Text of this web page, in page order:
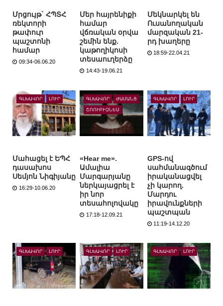
Մրցույթ` ՀՊՏՀ
ռեկտորի
թափուր
պաշտոնի
համար
09:34-06.06.20
Մեր հայրենիքի
համար
վճռական օրվա
շեմին ենք.
կաթողիկոսի
տեսաուղերձը
14:43-19.06.21
Մեկնարկել են
Ուսանողական
մարզական 21-
րդ խաղերը
18:59-22.04.21
ԳԼԽԱՎՈՐ ԼՈՒՐ
Մահացել է ԵՊՀ
դասախոս
Սեմյոն Նիգիյանը
16:29-10.06.20
ԳԼԽԱՎՈՐ ԺԱՄԱՆՑ
ՇՈՈՒԲԻԶՆԵՍ
«Hear me».
Ամալիա
Մարգարյանը
ներկայացրել է
իր նոր
տեսահոլովակը
17:18-12.09.21
ԳԼԽԱՎՈՐ ԼՈՒՐ
GPS-ով
սահմանագծում
իրականացվել
չի կարող.
Մարդու
իրավունքների
պաշտպան
11:19-14.12.20
ԳԼԽԱՎՈՐ ԼՈՒՐ ԳԼԽԱՎՈՐ ԼՈՒՐ ԳԼԽԱՎՈՐ ԼՈՒՐ